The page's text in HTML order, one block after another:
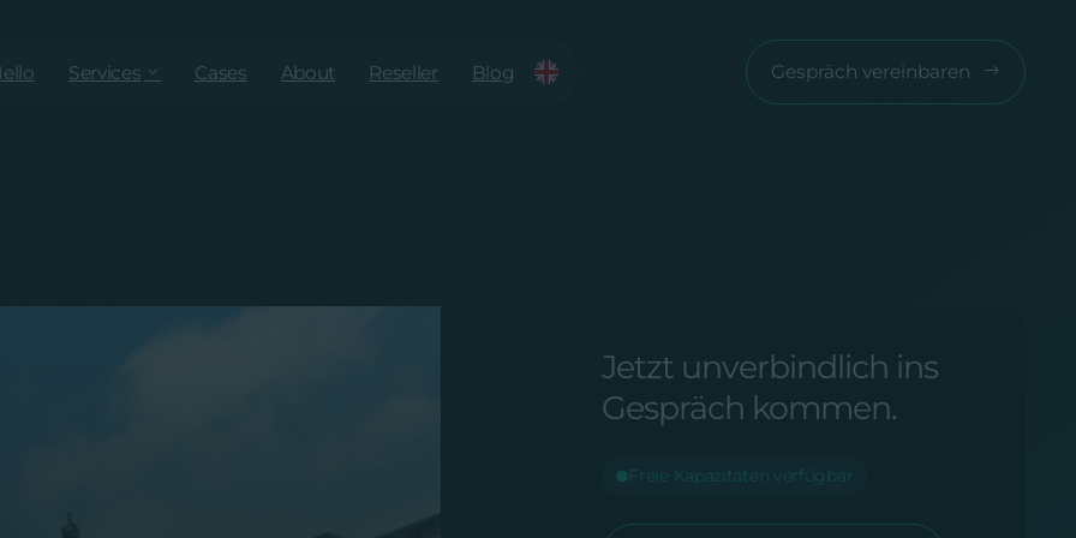
Services Cases About Reseller Blog Gespräch vereinbaren
Jetzt unverbindlich ins
Gespräch kommen.
Freie Kapazitäten verfügbar